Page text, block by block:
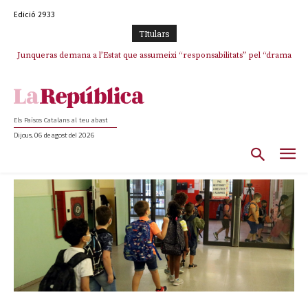
Edició 2933
TItulars
Junqueras demana a l’Estat que assumeixi “responsabilitats” pel “drama
Els Països Catalans al teu abast
Dijous, 06 de agost del 2026